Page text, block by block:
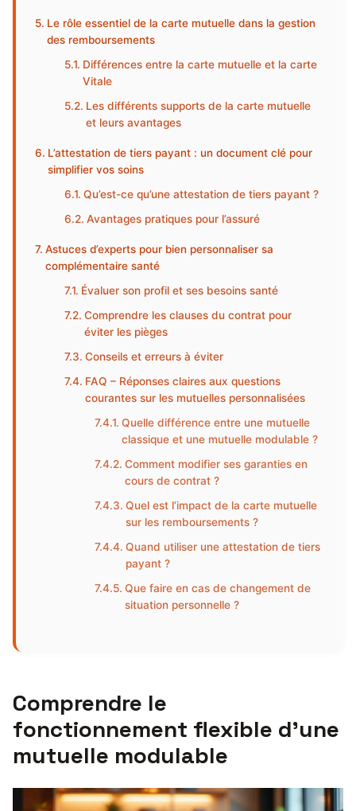
Le rôle essentiel de la carte mutuelle dans la gestion
des remboursements
Différences entre la carte mutuelle et la carte
Vitale
Les différents supports de la carte mutuelle
et leurs avantages
L’attestation de tiers payant : un document clé pour
simplifier vos soins
Qu’est-ce qu’une attestation de tiers payant ?
Avantages pratiques pour l’assuré
Astuces d’experts pour bien personnaliser sa
complémentaire santé
Évaluer son profil et ses besoins santé
Comprendre les clauses du contrat pour
éviter les pièges
Conseils et erreurs à éviter
FAQ – Réponses claires aux questions
courantes sur les mutuelles personnalisées
Quelle différence entre une mutuelle
classique et une mutuelle modulable ?
Comment modifier ses garanties en
cours de contrat ?
Quel est l’impact de la carte mutuelle
sur les remboursements ?
Quand utiliser une attestation de tiers
payant ?
Que faire en cas de changement de
situation personnelle ?
Comprendre le
fonctionnement flexible d’une
mutuelle modulable